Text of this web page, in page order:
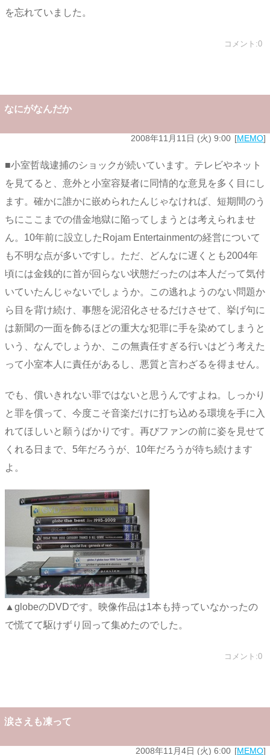
を忘れていました。
コメント:0
なにがなんだか
2008年11月11日 (火) 9:00 MEMO
■小室哲哉逮捕のショックが続いています。テレビやネット
を見てると、意外と小室容疑者に同情的な意見を多く目にし
ます。確かに誰かに嵌められたんじゃなければ、短期間のう
ちにここまでの借金地獄に陥ってしまうとは考えられませ
ん。10年前に設立したRojam Entertainmentの経営について
も不明な点が多いですし。ただ、どんなに遅くとも2004年
頃には金銭的に首が回らない状態だったのは本人だって気付
いていたんじゃないでしょうか。この逃れようのない問題か
ら目を背け続け、事態を泥沼化させるだけさせて、挙げ句に
は新聞の一面を飾るほどの重大な犯罪に手を染めてしまうと
いう、なんでしょうか、この無責任すぎる行いはどう考えた
って小室本人に責任があるし、悪質と言わざるを得ません。
でも、償いきれない罪ではないと思うんですよね。しっかり
と罪を償って、今度こそ音楽だけに打ち込める環境を手に入
れてほしいと願うばかりです。再びファンの前に姿を見せて
くれる日まで、5年だろうが、10年だろうが待ち続けます
よ。
▲globeのDVDです。映像作品は1本も持っていなかったの
で慌てて駆けずり回って集めたのでした。
コメント:0
涙さえも凍って
2008年11月4日 (火) 6:00 MEMO